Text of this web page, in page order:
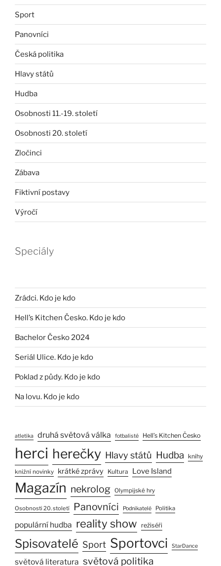
Sport
Panovníci
Česká politika
Hlavy států
Hudba
Osobnosti 11.-19. století
Osobnosti 20. století
Zločinci
Zábava
Fiktivní postavy
Výročí
Speciály
Zrádci. Kdo je kdo
Hell’s Kitchen Česko. Kdo je kdo
Bachelor Česko 2024
Seriál Ulice. Kdo je kdo
Poklad z půdy. Kdo je kdo
Na lovu. Kdo je kdo
atletika druhá světová válka fotbalisté Hell’s Kitchen Česko
herci herečky Hlavy států Hudba knihy
knižní novinky krátké zprávy Kultura Love Island
Magazín nekrolog Olympijské hry
Osobnosti 20. století Panovníci Podnikatelé Politika
populární hudba reality show režiséři
Spisovatelé Sport Sportovci StarDance
světová literatura světová politika